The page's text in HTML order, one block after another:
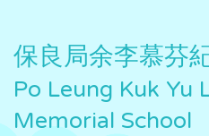
保良局余李慕芬
Po Leung Kuk Yu
Memorial School